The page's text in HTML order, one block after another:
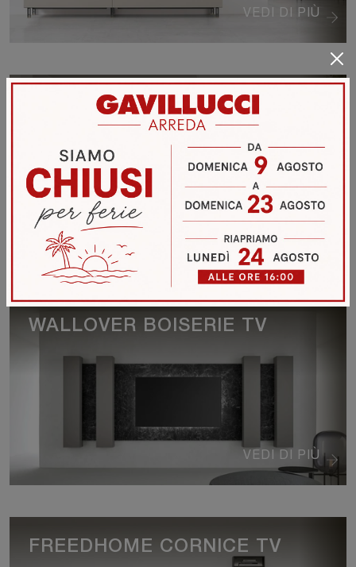
VEDI DI PIÙ
VEDI DI PIÙ
TIME UNIT TI 118
VEDI DI PIÙ
WALLOVER BOISERIE TV
FREEDHOME CORNICE TV